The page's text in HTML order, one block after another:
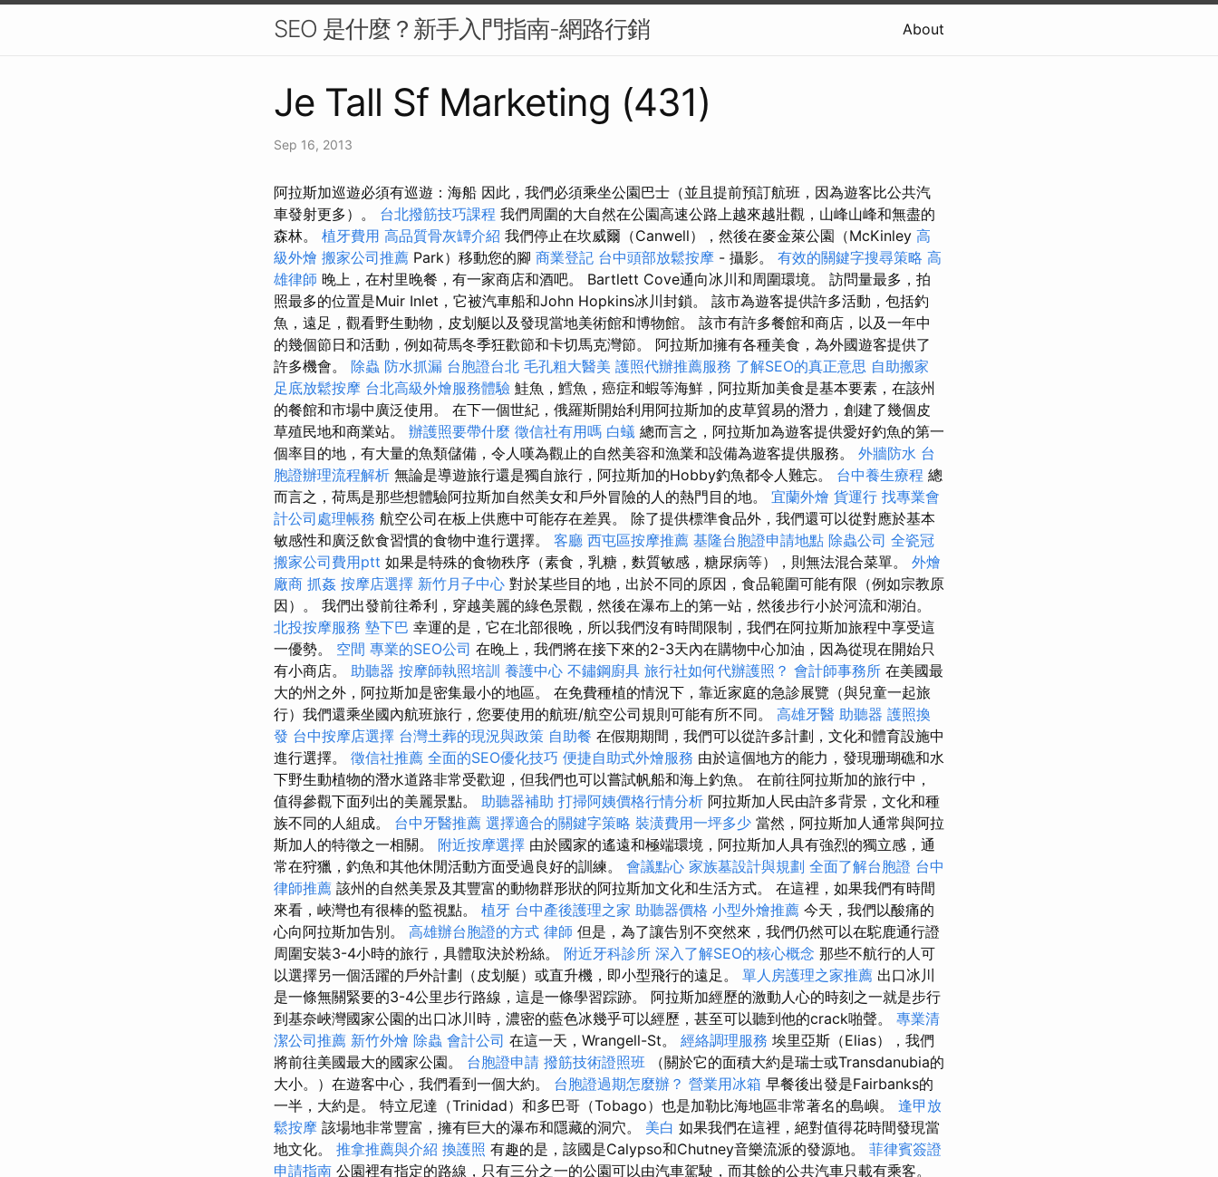
SEO 是什麼？新手入門指南-網路行銷 About
Je Tall Sf Marketing (431)
Sep 16, 2013
阿拉斯加巡遊必須有巡遊：海船 因此，我們必須乘坐公園巴士（並且提前預訂航班，因為遊客比公共汽
車發射更多）。 台北撥筋技巧課程 我們周圍的大自然在公園高速公路上越來越壯觀，山峰山峰和無盡的
森林。 植牙費用 高品質骨灰罈介紹 我們停止在坎威爾（Canwell），然後在麥金萊公園（McKinley 高
級外燴 搬家公司推薦 Park）移動您的腳 商業登記 台中頭部放鬆按摩 - 攝影。 有效的關鍵字搜尋策略 高
雄律師 晚上，在村里晚餐，有一家商店和酒吧。 Bartlett Cove通向冰川和周圍環境。 訪問量最多，拍
照最多的位置是Muir Inlet，它被汽車船和John Hopkins冰川封鎖。 該市為遊客提供許多活動，包括釣
魚，遠足，觀看野生動物，皮划艇以及發現當地美術館和博物館。 該市有許多餐館和商店，以及一年中
的幾個節日和活動，例如荷馬冬季狂歡節和卡切馬克灣節。 阿拉斯加擁有各種美食，為外國遊客提供了
許多機會。 除蟲 防水抓漏 台胞證台北 毛孔粗大醫美 護照代辦推薦服務 了解SEO的真正意思 自助搬家
足底放鬆按摩 台北高級外燴服務體驗 鮭魚，鱈魚，癌症和蝦等海鮮，阿拉斯加美食是基本要素，在該州
的餐館和市場中廣泛使用。 在下一個世紀，俄羅斯開始利用阿拉斯加的皮草貿易的潛力，創建了幾個皮
草殖民地和商業站。 辦護照要帶什麼 徵信社有用嗎 白蟻 總而言之，阿拉斯加為遊客提供愛好釣魚的第一
個率目的地，有大量的魚類儲備，令人嘆為觀止的自然美容和漁業和設備為遊客提供服務。 外牆防水 台
胞證辦理流程解析 無論是導遊旅行還是獨自旅行，阿拉斯加的Hobby釣魚都令人難忘。 台中養生療程 總
而言之，荷馬是那些想體驗阿拉斯加自然美女和戶外冒險的人的熱門目的地。 宜蘭外燴 貨運行 找專業會
計公司處理帳務 航空公司在板上供應中可能存在差異。 除了提供標準食品外，我們還可以從對應於基本
敏感性和廣泛飲食習慣的食物中進行選擇。 客廳 西屯區按摩推薦 基隆台胞證申請地點 除蟲公司 全瓷冠
搬家公司費用ptt 如果是特殊的食物秩序（素食，乳糖，麩質敏感，糖尿病等），則無法混合菜單。 外燴
廠商 抓姦 按摩店選擇 新竹月子中心 對於某些目的地，出於不同的原因，食品範圍可能有限（例如宗教原
因）。 我們出發前往希利，穿越美麗的綠色景觀，然後在瀑布上的第一站，然後步行小於河流和湖泊。
北投按摩服務 墊下巴 幸運的是，它在北部很晚，所以我們沒有時間限制，我們在阿拉斯加旅程中享受這
一優勢。 空間 專業的SEO公司 在晚上，我們將在接下來的2-3天內在購物中心加油，因為從現在開始只
有小商店。 助聽器 按摩師執照培訓 養護中心 不鏽鋼廚具 旅行社如何代辦護照？ 會計師事務所 在美國最
大的州之外，阿拉斯加是密集最小的地區。 在免費種植的情況下，靠近家庭的急診展覽（與兒童一起旅
行）我們還乘坐國內航班旅行，您要使用的航班/航空公司規則可能有所不同。 高雄牙醫 助聽器 護照換
發 台中按摩店選擇 台灣土葬的現況與政策 自助餐 在假期期間，我們可以從許多計劃，文化和體育設施中
進行選擇。 徵信社推薦 全面的SEO優化技巧 便捷自助式外燴服務 由於這個地方的能力，發現珊瑚礁和水
下野生動植物的潛水道路非常受歡迎，但我們也可以嘗試帆船和海上釣魚。 在前往阿拉斯加的旅行中，
值得參觀下面列出的美麗景點。 助聽器補助 打掃阿姨價格行情分析 阿拉斯加人民由許多背景，文化和種
族不同的人組成。 台中牙醫推薦 選擇適合的關鍵字策略 裝潢費用一坪多少 當然，阿拉斯加人通常與阿拉
斯加人的特徵之一相關。 附近按摩選擇 由於國家的遙遠和極端環境，阿拉斯加人具有強烈的獨立感，通
常在狩獵，釣魚和其他休閒活動方面受過良好的訓練。 會議點心 家族墓設計與規劃 全面了解台胞證 台中
律師推薦 該州的自然美景及其豐富的動物群形狀的阿拉斯加文化和生活方式。 在這裡，如果我們有時間
來看，峽灣也有很棒的監視點。 植牙 台中產後護理之家 助聽器價格 小型外燴推薦 今天，我們以酸痛的
心向阿拉斯加告別。 高雄辦台胞證的方式 律師 但是，為了讓告別不突然來，我們仍然可以在駝鹿通行證
周圍安裝3-4小時的旅行，具體取決於粉絲。 附近牙科診所 深入了解SEO的核心概念 那些不航行的人可
以選擇另一個活躍的戶外計劃（皮划艇）或直升機，即小型飛行的遠足。 單人房護理之家推薦 出口冰川
是一條無關緊要的3-4公里步行路線，這是一條學習踪跡。 阿拉斯加經歷的激動人心的時刻之一就是步行
到基奈峽灣國家公園的出口冰川時，濃密的藍色冰幾乎可以經歷，甚至可以聽到他的crack啪聲。 專業清
潔公司推薦 新竹外燴 除蟲 會計公司 在這一天，Wrangell-St。 經絡調理服務 埃里亞斯（Elias），我們
將前往美國最大的國家公園。 台胞證申請 撥筋技術證照班
（關於它的面積大約是瑞士或Transdanubia的
大小。）在遊客中心，我們看到一個大約。 台胞證過期怎麼辦？ 營業用冰箱 早餐後出發是Fairbanks的
一半，大約是。 特立尼達（Trinidad）和多巴哥（Tobago）也是加勒比海地區非常著名的島嶼。 逢甲放
鬆按摩 該場地非常豐富，擁有巨大的瀑布和隱藏的洞穴。 美白 如果我們在這裡，絕對值得花時間發現當
地文化。 推拿推薦與介紹 換護照 有趣的是，該國是Calypso和Chutney音樂流派的發源地。 菲律賓簽證
申請指南 公園裡有指定的路線，只有三分之一的公園可以由汽車駕駛，而其餘的公共汽車只載有乘客。